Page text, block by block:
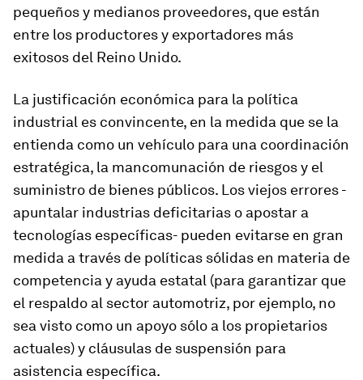
pequeños y medianos proveedores, que están
entre los productores y exportadores más
exitosos del Reino Unido.
La justificación económica para la política
industrial es convincente, en la medida que se la
entienda como un vehículo para una coordinación
estratégica, la mancomunación de riesgos y el
suministro de bienes públicos. Los viejos errores -
apuntalar industrias deficitarias o apostar a
tecnologías específicas- pueden evitarse en gran
medida a través de políticas sólidas en materia de
competencia y ayuda estatal (para garantizar que
el respaldo al sector automotriz, por ejemplo, no
sea visto como un apoyo sólo a los propietarios
actuales) y cláusulas de suspensión para
asistencia específica.